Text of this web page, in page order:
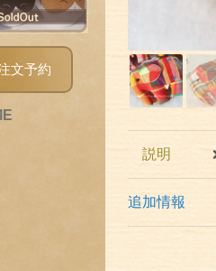
説明
追加情報
文予約